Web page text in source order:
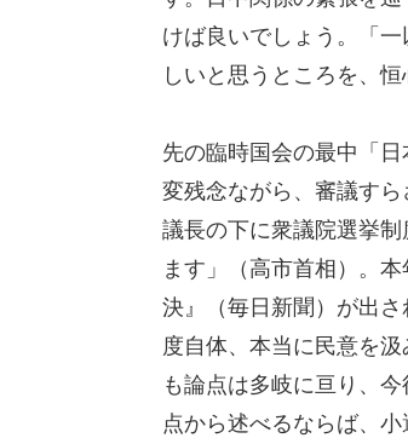
けば良いでしょう。「
しいと思うところを、
先の臨時国会の最中「
変残念ながら、審議す
議長の下に衆議院選挙
ます」（高市首相）。
決』（毎日新聞）が出
度自体、本当に民意を
も論点は多岐に亘り、
点から述べるならば、